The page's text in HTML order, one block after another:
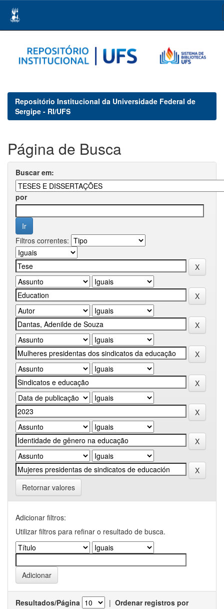
navigation
Repositório Institucional da Universidade Federal de
Sergipe - RI/UFS
Página de Busca
Buscar em:
por
Filtros correntes:
Retornar valores
Adicionar filtros:
Utilizar filtros para refinar o resultado de busca.
Resultados/Página | Ordenar registros por